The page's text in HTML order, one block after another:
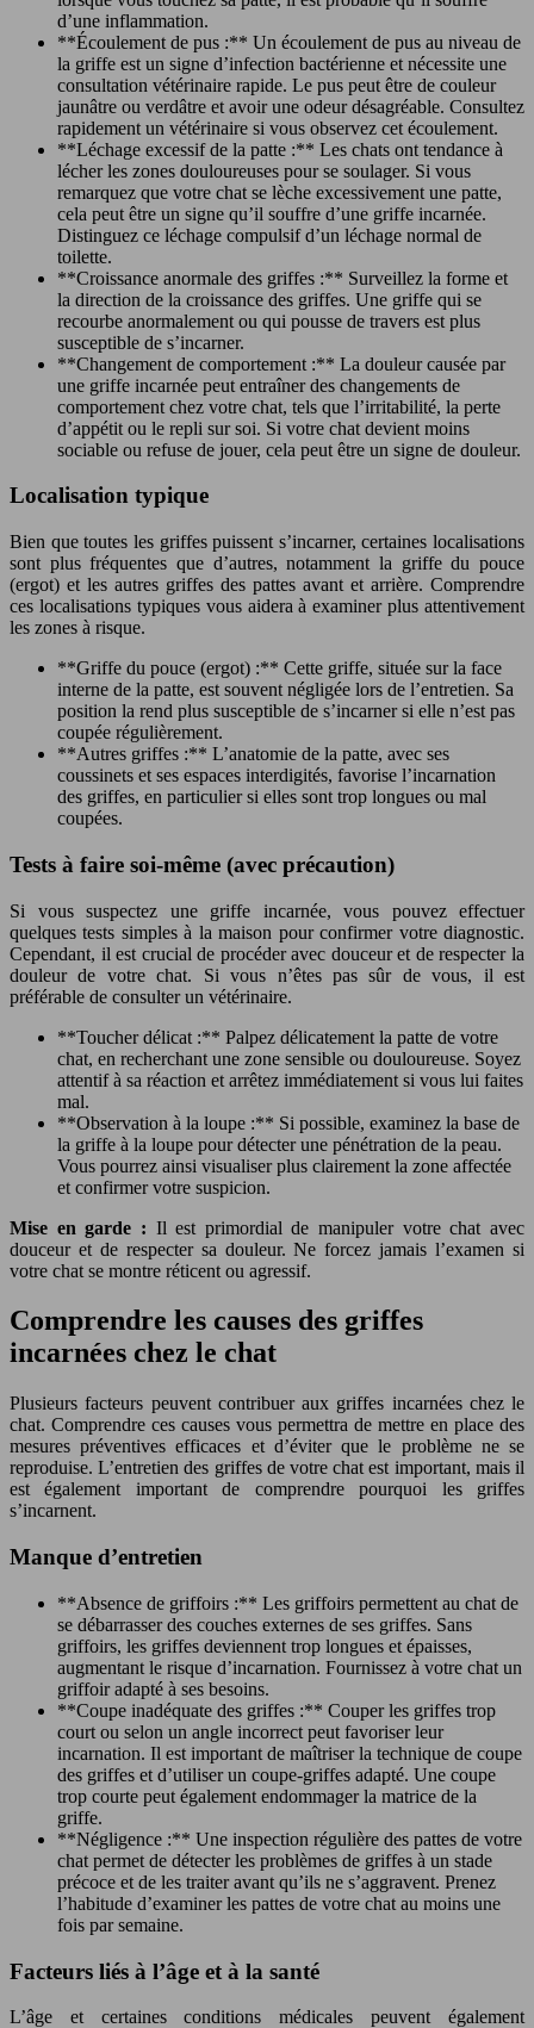
d’une inflammation.
**Écoulement de pus :** Un écoulement de pus au niveau de
la griffe est un signe d’infection bactérienne et nécessite une
consultation vétérinaire rapide. Le pus peut être de couleur
jaunâtre ou verdâtre et avoir une odeur désagréable. Consultez
rapidement un vétérinaire si vous observez cet écoulement.
**Léchage excessif de la patte :** Les chats ont tendance à
lécher les zones douloureuses pour se soulager. Si vous
remarquez que votre chat se lèche excessivement une patte,
cela peut être un signe qu’il souffre d’une griffe incarnée.
Distinguez ce léchage compulsif d’un léchage normal de
toilette.
**Croissance anormale des griffes :** Surveillez la forme et
la direction de la croissance des griffes. Une griffe qui se
recourbe anormalement ou qui pousse de travers est plus
susceptible de s’incarner.
**Changement de comportement :** La douleur causée par
une griffe incarnée peut entraîner des changements de
comportement chez votre chat, tels que l’irritabilité, la perte
d’appétit ou le repli sur soi. Si votre chat devient moins
sociable ou refuse de jouer, cela peut être un signe de douleur.
Localisation typique
Bien que toutes les griffes puissent s’incarner, certaines localisations
sont plus fréquentes que d’autres, notamment la griffe du pouce
(ergot) et les autres griffes des pattes avant et arrière. Comprendre
ces localisations typiques vous aidera à examiner plus attentivement
les zones à risque.
**Griffe du pouce (ergot) :** Cette griffe, située sur la face
interne de la patte, est souvent négligée lors de l’entretien. Sa
position la rend plus susceptible de s’incarner si elle n’est pas
coupée régulièrement.
**Autres griffes :** L’anatomie de la patte, avec ses
coussinets et ses espaces interdigités, favorise l’incarnation
des griffes, en particulier si elles sont trop longues ou mal
coupées.
Tests à faire soi-même (avec précaution)
Si vous suspectez une griffe incarnée, vous pouvez effectuer
quelques tests simples à la maison pour confirmer votre diagnostic.
Cependant, il est crucial de procéder avec douceur et de respecter la
douleur de votre chat. Si vous n’êtes pas sûr de vous, il est
préférable de consulter un vétérinaire.
**Toucher délicat :** Palpez délicatement la patte de votre
chat, en recherchant une zone sensible ou douloureuse. Soyez
attentif à sa réaction et arrêtez immédiatement si vous lui faites
mal.
**Observation à la loupe :** Si possible, examinez la base de
la griffe à la loupe pour détecter une pénétration de la peau.
Vous pourrez ainsi visualiser plus clairement la zone affectée
et confirmer votre suspicion.
Mise en garde : Il est primordial de manipuler votre chat avec
douceur et de respecter sa douleur. Ne forcez jamais l’examen si
votre chat se montre réticent ou agressif.
Comprendre les causes des griffes
incarnées chez le chat
Plusieurs facteurs peuvent contribuer aux griffes incarnées chez le
chat. Comprendre ces causes vous permettra de mettre en place des
mesures préventives efficaces et d’éviter que le problème ne se
reproduise. L’entretien des griffes de votre chat est important, mais il
est également important de comprendre pourquoi les griffes
s’incarnent.
Manque d’entretien
**Absence de griffoirs :** Les griffoirs permettent au chat de
se débarrasser des couches externes de ses griffes. Sans
griffoirs, les griffes deviennent trop longues et épaisses,
augmentant le risque d’incarnation. Fournissez à votre chat un
griffoir adapté à ses besoins.
**Coupe inadéquate des griffes :** Couper les griffes trop
court ou selon un angle incorrect peut favoriser leur
incarnation. Il est important de maîtriser la technique de coupe
des griffes et d’utiliser un coupe-griffes adapté. Une coupe
trop courte peut également endommager la matrice de la
griffe.
**Négligence :** Une inspection régulière des pattes de votre
chat permet de détecter les problèmes de griffes à un stade
précoce et de les traiter avant qu’ils ne s’aggravent. Prenez
l’habitude d’examiner les pattes de votre chat au moins une
fois par semaine.
Facteurs liés à l’âge et à la santé
L’âge et certaines conditions médicales peuvent également